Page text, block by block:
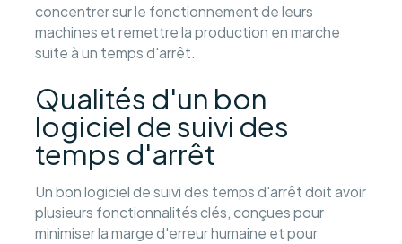
concentrer sur le fonctionnement de leurs
machines et remettre la production en marche
suite à un temps d'arrêt.
Qualités d'un bon
logiciel de suivi des
temps d'arrêt
Un bon logiciel de suivi des temps d'arrêt doit avoir
plusieurs fonctionnalités clés, conçues pour
minimiser la marge d'erreur humaine et pour